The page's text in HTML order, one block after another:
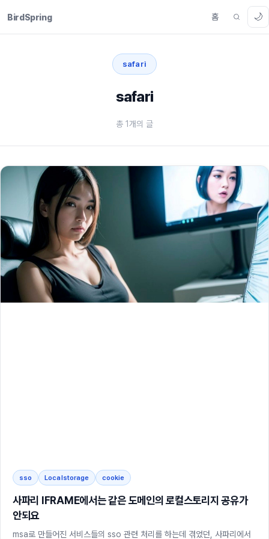
BirdSpring 홈 🌙
safari
safari
총 1개의 글
sso Localstorage cookie
사파리 IFRAME에서는 같은 도메인의 로컬스토리지 공유가
안되요
msa로 만들어진 서비스들의 sso 관련 처리를 하는데 겪었던, 사파리에서